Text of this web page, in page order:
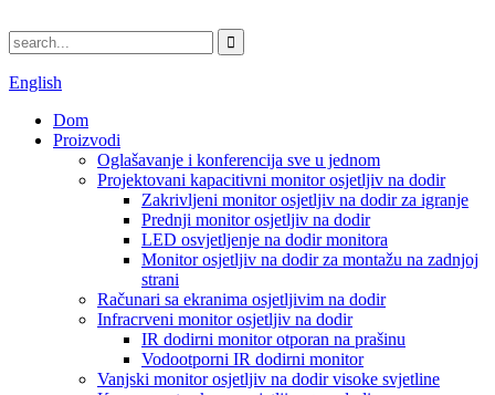
English
Dom
Proizvodi
Oglašavanje i konferencija sve u jednom
Projektovani kapacitivni monitor osjetljiv na dodir
Zakrivljeni monitor osjetljiv na dodir za igranje
Prednji monitor osjetljiv na dodir
LED osvjetljenje na dodir monitora
Monitor osjetljiv na dodir za montažu na zadnjoj
strani
Računari sa ekranima osjetljivim na dodir
Infracrveni monitor osjetljiv na dodir
IR dodirni monitor otporan na prašinu
Vodootporni IR dodirni monitor
Vanjski monitor osjetljiv na dodir visoke svjetline